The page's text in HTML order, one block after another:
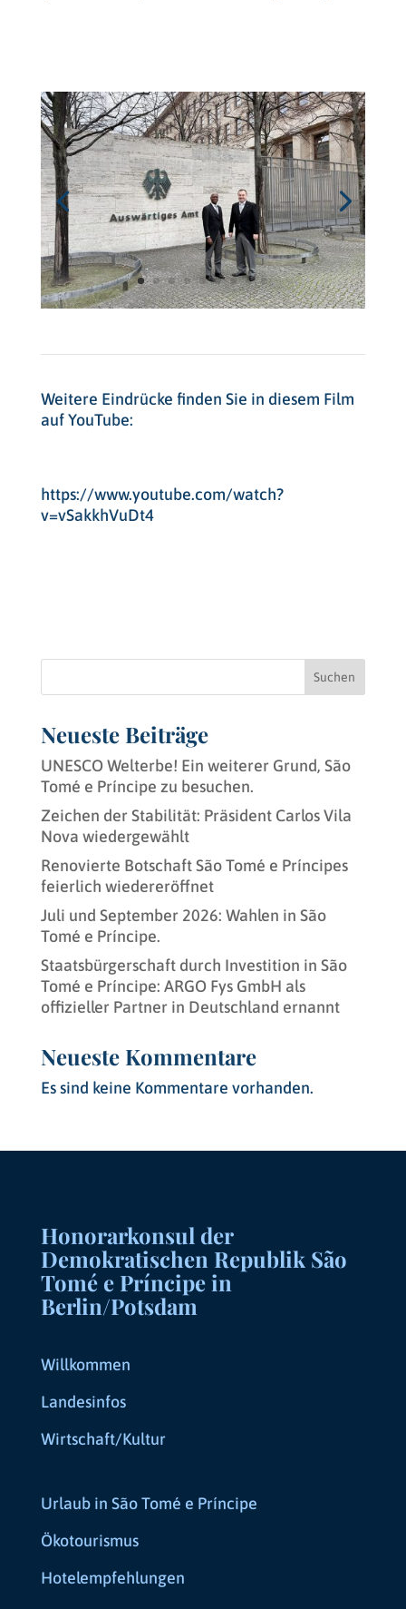
Weitere Eindrücke finden Sie in diesem Film
auf YouTube:
https://www.youtube.com/watch?
v=vSakkhVuDt4
Suchen
Neueste Beiträge
UNESCO Welterbe! Ein weiterer Grund, São
Tomé e Príncipe zu besuchen.
Zeichen der Stabilität: Präsident Carlos Vila
Nova wiedergewählt
Renovierte Botschaft São Tomé e Príncipes
feierlich wiedereröffnet
Juli und September 2026: Wahlen in São
Tomé e Príncipe.
Staatsbürgerschaft durch Investition in São
Tomé e Príncipe: ARGO Fys GmbH als
offizieller Partner in Deutschland ernannt
Neueste Kommentare
Es sind keine Kommentare vorhanden.
Honorarkonsul der
Demokratischen Republik São
Tomé e Príncipe in
Berlin/Potsdam
Willkommen
Landesinfos
Wirtschaft/Kultur
Urlaub in São Tomé e Príncipe
Ökotourismus
Hotelempfehlungen